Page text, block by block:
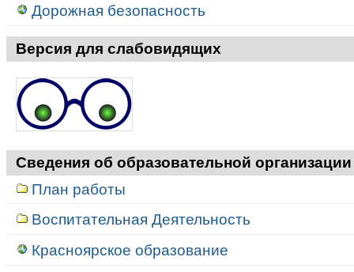
Дорожная безопасность
Версия для слабовидящих
Сведения об образовательной организации
План работы
Воспитательная Деятельность
Красноярское образование